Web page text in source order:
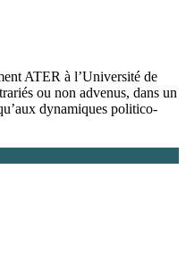
ATER à l’Université de
ou non advenus, dans un
dynamiques politico-